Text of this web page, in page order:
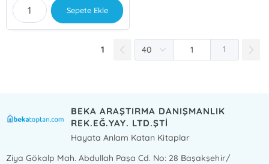
Sepete Ekle
1 1
BEKA ARAŞTIRMA DANIŞMANLIK
REK.EĞ.YAY. LTD.ŞTİ
Hayata Anlam Katan Kitaplar
Ziya Gökalp Mah. Abdullah Paşa Cd. No: 28 Başakşehir/